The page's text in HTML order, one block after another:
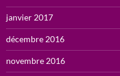
janvier 2017
décembre 2016
novembre 2016